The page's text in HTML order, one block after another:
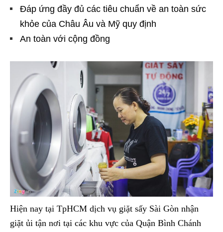
Đáp ứng đầy đủ các tiêu chuẩn về an toàn sức
khỏe của Châu Âu và Mỹ quy định
An toàn với cộng đồng
Hiện nay tại TpHCM dịch vụ giặt sấy Sài Gòn nhận
giặt ủi tận nơi tại các khu vực của Quận Bình Chánh